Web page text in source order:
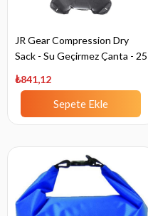
JR Gear Compression Dry
Sack - Su Geçirmez Çanta - 25
₺841,12
Sepete Ekle